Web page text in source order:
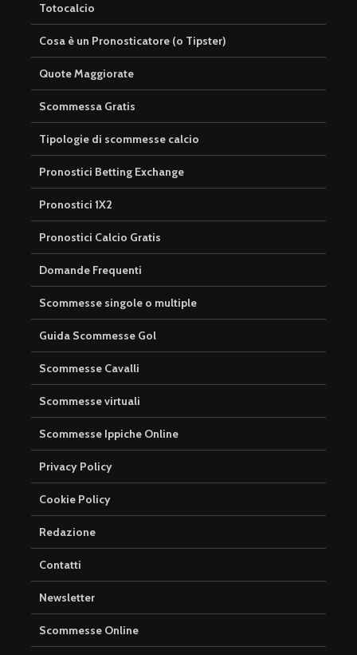
Totocalcio
Cosa è un Pronosticatore (o Tipster)
Quote Maggiorate
Scommessa Gratis
Tipologie di scommesse calcio
Pronostici Betting Exchange
Pronostici 1X2
Pronostici Calcio Gratis
Domande Frequenti
Scommesse singole o multiple
Guida Scommesse Gol
Scommesse Cavalli
Scommesse virtuali
Scommesse Ippiche Online
Privacy Policy
Cookie Policy
Redazione
Contatti
Newsletter
Scommesse Online